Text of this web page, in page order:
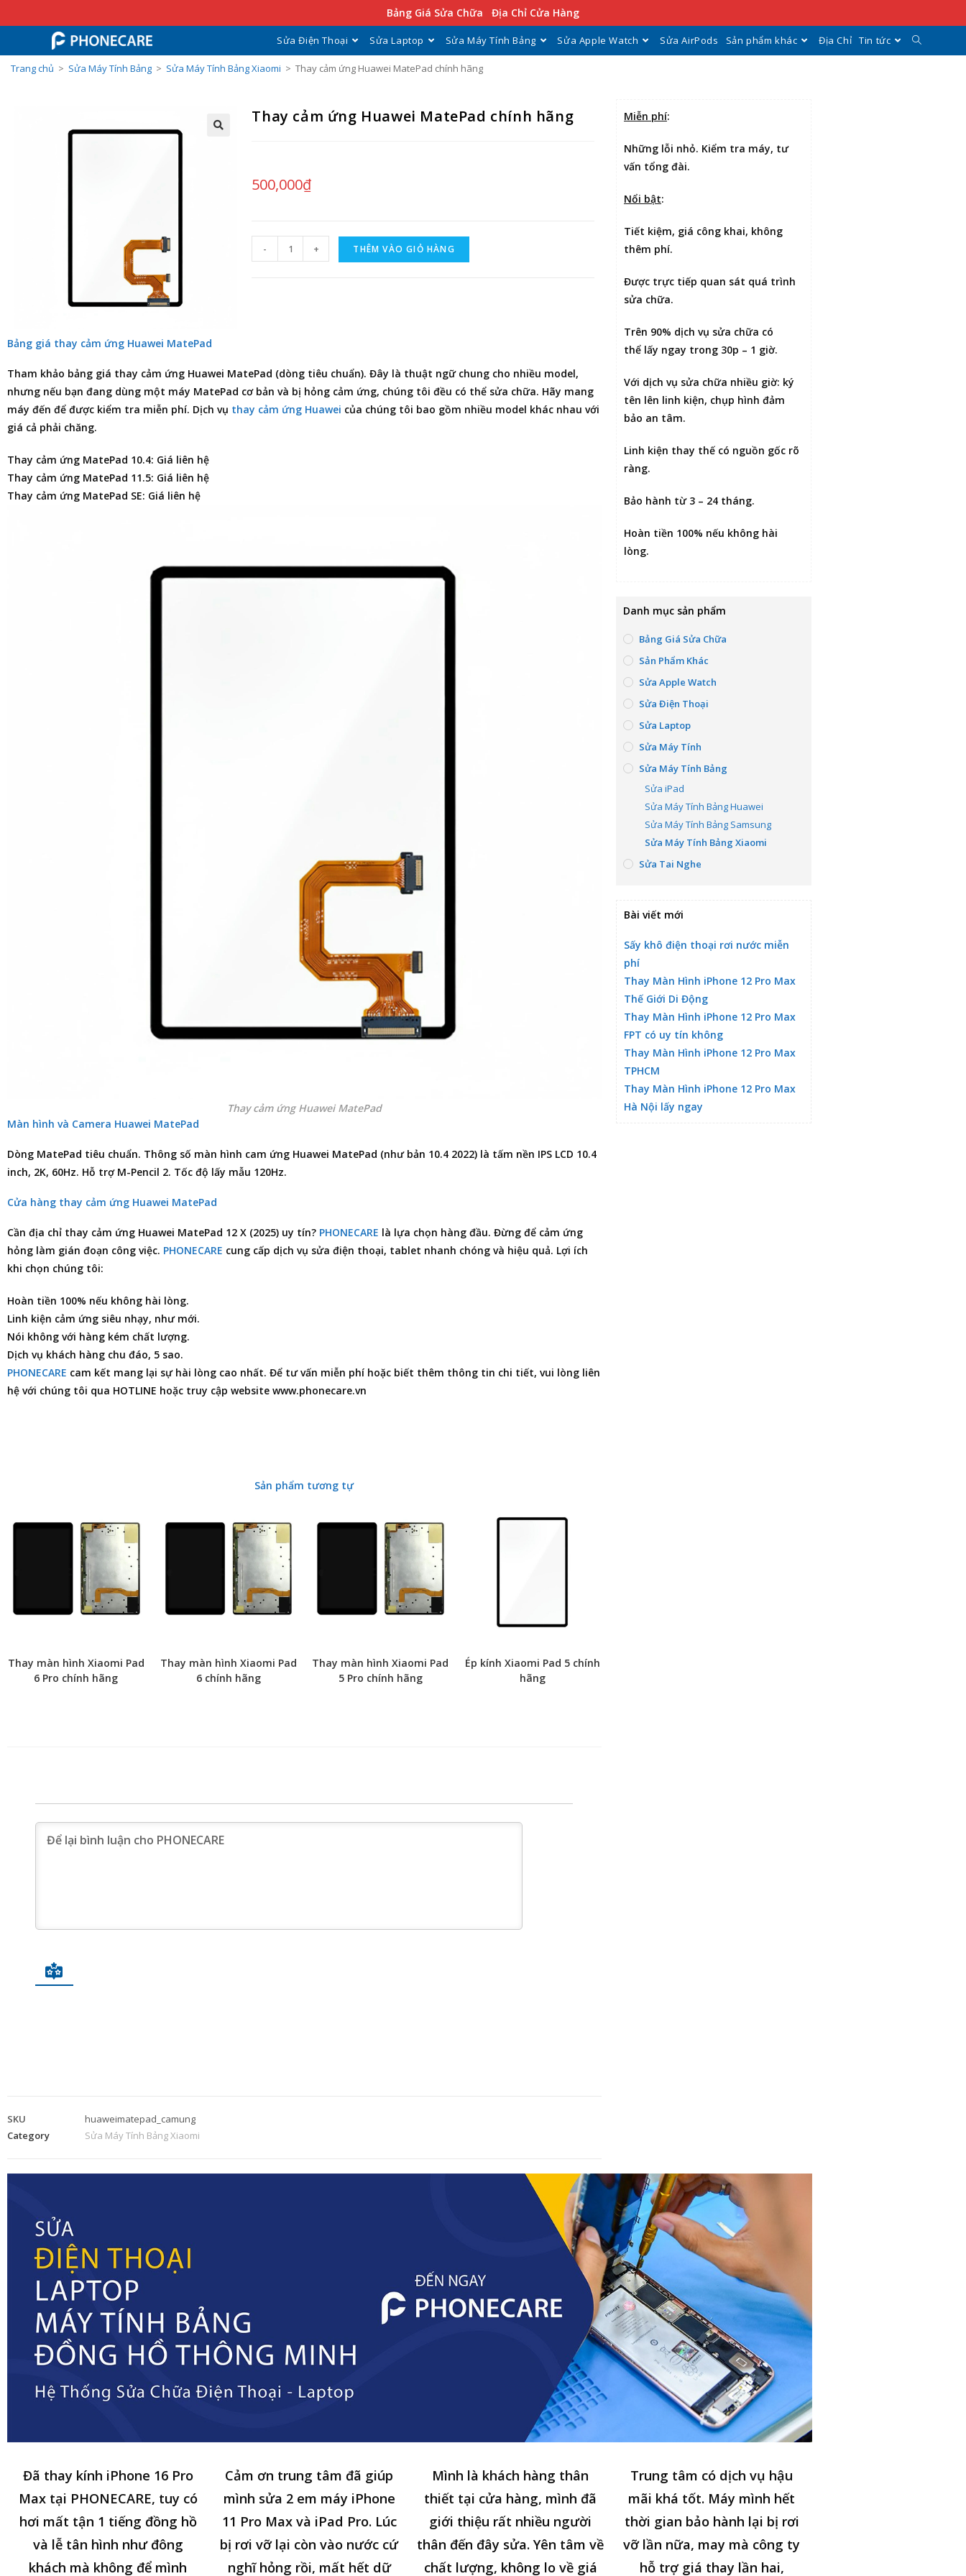
Bảng Giá Sửa Chữa Địa Chỉ Cửa Hàng
Sửa Điện Thoại Sửa Laptop Sửa Máy Tính Bảng Sửa Apple Watch Sửa AirPods Sản phẩm khác Địa Chỉ Tin tức
Trang chủ > Sửa Máy Tính Bảng > Sửa Máy Tính Bảng Xiaomi > Thay cảm ứng Huawei MatePad chính hãng
Thay cảm ứng Huawei MatePad chính hãng
500,000₫
- + THÊM VÀO GIỎ HÀNG
Bảng giá thay cảm ứng Huawei MatePad
Tham khảo bảng giá thay cảm ứng Huawei MatePad (dòng tiêu chuẩn). Đây là thuật ngữ chung cho nhiều model,
nhưng nếu bạn đang dùng một máy MatePad cơ bản và bị hỏng cảm ứng, chúng tôi đều có thể sửa chữa. Hãy mang
máy đến để được kiểm tra miễn phí. Dịch vụ thay cảm ứng Huawei của chúng tôi bao gồm nhiều model khác nhau với
giá cả phải chăng.
Thay cảm ứng MatePad 10.4: Giá liên hệ
Thay cảm ứng MatePad 11.5: Giá liên hệ
Thay cảm ứng MatePad SE: Giá liên hệ
Thay cảm ứng Huawei MatePad
Màn hình và Camera Huawei MatePad
Dòng MatePad tiêu chuẩn. Thông số màn hình cam ứng Huawei MatePad (như bản 10.4 2022) là tấm nền IPS LCD 10.4
inch, 2K, 60Hz. Hỗ trợ M-Pencil 2. Tốc độ lấy mẫu 120Hz.
Cửa hàng thay cảm ứng Huawei MatePad
Cần địa chỉ thay cảm ứng Huawei MatePad 12 X (2025) uy tín? PHONECARE là lựa chọn hàng đầu. Đừng để cảm ứng
hỏng làm gián đoạn công việc. PHONECARE cung cấp dịch vụ sửa điện thoại, tablet nhanh chóng và hiệu quả. Lợi ích
khi chọn chúng tôi:
Hoàn tiền 100% nếu không hài lòng.
Linh kiện cảm ứng siêu nhạy, như mới.
Nói không với hàng kém chất lượng.
Dịch vụ khách hàng chu đáo, 5 sao.
PHONECARE cam kết mang lại sự hài lòng cao nhất. Để tư vấn miễn phí hoặc biết thêm thông tin chi tiết, vui lòng liên
hệ với chúng tôi qua HOTLINE hoặc truy cập website www.phonecare.vn
Sản phẩm tương tự
Thay màn hình Xiaomi Pad
6 Pro chính hãng
Thay màn hình Xiaomi Pad
6 chính hãng
Thay màn hình Xiaomi Pad
5 Pro chính hãng
Ép kính Xiaomi Pad 5 chính
hãng
SKU
huaweimatepad_camung
Category
Sửa Máy Tính Bảng Xiaomi
Miễn phí:
Những lỗi nhỏ. Kiểm tra máy, tư
vấn tổng đài.
Nổi bật:
Tiết kiệm, giá công khai, không
thêm phí.
Được trực tiếp quan sát quá trình
sửa chữa.
Trên 90% dịch vụ sửa chữa có
thể lấy ngay trong 30p – 1 giờ.
Với dịch vụ sửa chữa nhiều giờ: ký
tên lên linh kiện, chụp hình đảm
bảo an tâm.
Linh kiện thay thế có nguồn gốc rõ
ràng.
Bảo hành từ 3 – 24 tháng.
Hoàn tiền 100% nếu không hài
lòng.
Danh mục sản phẩm
Bảng Giá Sửa Chữa
Sản Phẩm Khác
Sửa Apple Watch
Sửa Điện Thoại
Sửa Laptop
Sửa Máy Tính
Sửa Máy Tính Bảng
Sửa iPad
Sửa Máy Tính Bảng Huawei
Sửa Máy Tính Bảng Samsung
Sửa Máy Tính Bảng Xiaomi
Sửa Tai Nghe
Bài viết mới
Sấy khô điện thoại rơi nước miễn
phí
Thay Màn Hình iPhone 12 Pro Max
Thế Giới Di Động
Thay Màn Hình iPhone 12 Pro Max
FPT có uy tín không
Thay Màn Hình iPhone 12 Pro Max
TPHCM
Thay Màn Hình iPhone 12 Pro Max
Hà Nội lấy ngay
Đã thay kính iPhone 16 Pro
Max tại PHONECARE, tuy có
hơi mất tận 1 tiếng đồng hồ
và lễ tân hình như đông
khách mà không để mình
Cảm ơn trung tâm đã giúp
mình sửa 2 em máy iPhone
11 Pro Max và iPad Pro. Lúc
bị rơi vỡ lại còn vào nước cứ
nghĩ hỏng rồi, mất hết dữ
Mình là khách hàng thân
thiết tại cửa hàng, mình đã
giới thiệu rất nhiều người
thân đến đây sửa. Yên tâm về
chất lượng, không lo về giá
Trung tâm có dịch vụ hậu
mãi khá tốt. Máy mình hết
thời gian bảo hành lại bị rơi
vỡ lần nữa, may mà công ty
hỗ trợ giá thay lần hai,